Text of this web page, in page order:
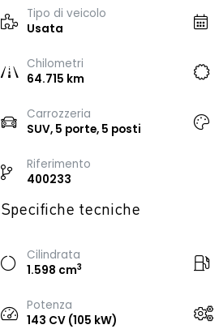
Tipo di veicolo
Usata
Chilometri
64.715 km
Carrozzeria
SUV, 5 porte, 5 posti
Riferimento
400233
Specifiche tecniche
Cilindrata
1.598 cm3
Potenza
143 CV (105 kW)